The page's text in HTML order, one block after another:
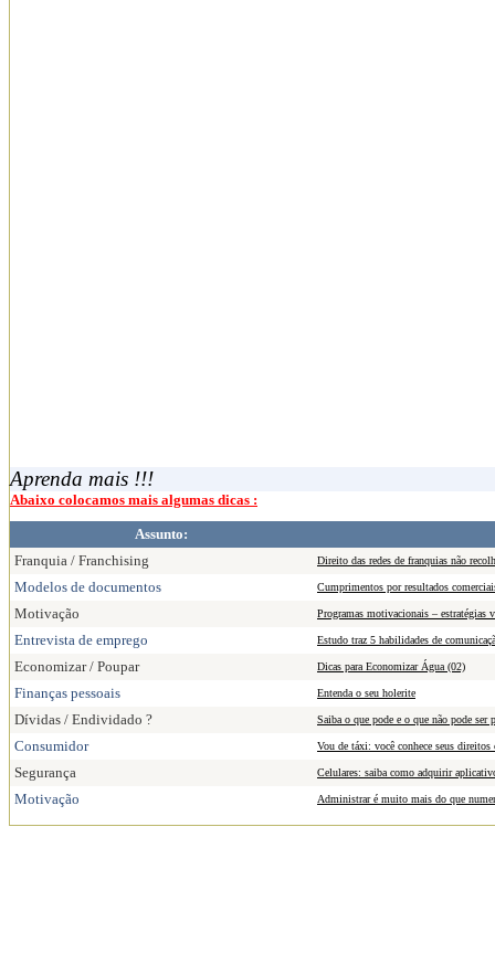
Aprenda mais !!!
Abaixo colocamos mais algumas dicas :
Assunto:
Franquia / Franchising
Direito das redes de franquias não
Modelos de documentos Cumprimentos por resultados
Motivação Programas motivacionais – estratégias
Entrevista de emprego Estudo traz 5 habilidades de
Economizar / Poupar Dicas para Economizar Água (02)
Finanças pessoais Entenda o seu holerite
Dívidas / Endividado ? Saiba o que pode e o que não pode ser
Consumidor Vou de táxi: você conhece seus direitos
Segurança Celulares: saiba como adquirir
Motivação Administrar é muito mais do que